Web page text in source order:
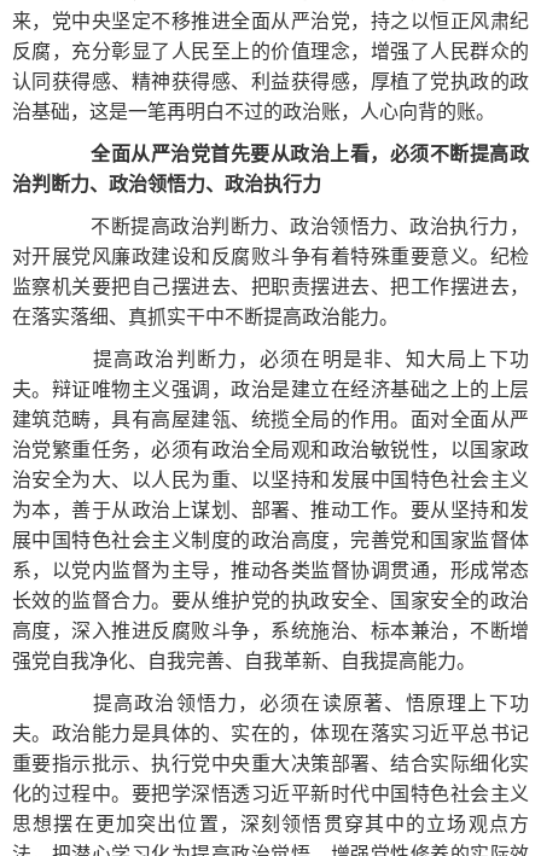
来，党中央坚定不移推进全面从严治党，持之以恒正风肃纪
反腐，充分彰显了人民至上的价值理念，增强了人民群众的
认同获得感、精神获得感、利益获得感，厚植了党执政的政
治基础，这是一笔再明白不过的政治账，人心向背的账。
全面从严治党首先要从政治上看，必须不断提高政
治判断力、政治领悟力、政治执行力
不断提高政治判断力、政治领悟力、政治执行力，
对开展党风廉政建设和反腐败斗争有着特殊重要意义。纪检
监察机关要把自己摆进去、把职责摆进去、把工作摆进去，
在落实落细、真抓实干中不断提高政治能力。
提高政治判断力，必须在明是非、知大局上下功
夫。辩证唯物主义强调，政治是建立在经济基础之上的上层
建筑范畴，具有高屋建瓴、统揽全局的作用。面对全面从严
治党繁重任务，必须有政治全局观和政治敏锐性，以国家政
治安全为大、以人民为重、以坚持和发展中国特色社会主义
为本，善于从政治上谋划、部署、推动工作。要从坚持和发
展中国特色社会主义制度的政治高度，完善党和国家监督体
系，以党内监督为主导，推动各类监督协调贯通，形成常态
长效的监督合力。要从维护党的执政安全、国家安全的政治
高度，深入推进反腐败斗争，系统施治、标本兼治，不断增
强党自我净化、自我完善、自我革新、自我提高能力。
提高政治领悟力，必须在读原著、悟原理上下功
夫。政治能力是具体的、实在的，体现在落实习近平总书记
重要指示批示、执行党中央重大决策部署、结合实际细化实
化的过程中。要把学深悟透习近平新时代中国特色社会主义
思想摆在更加突出位置，深刻领悟贯穿其中的立场观点方